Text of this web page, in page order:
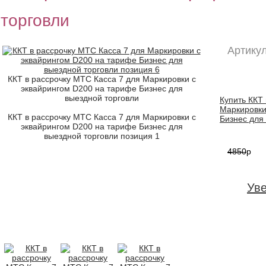
торговли
ККТ в рассрочку МТС Касса 7 для Маркировки с
эквайрингом D200 на тарифе Бизнес для
выездной торговли
ККТ в рассрочку МТС Касса 7 для Маркировки с
эквайрингом D200 на тарифе Бизнес для
выездной торговли позиция 1
Купить
Бизнес для
4850p